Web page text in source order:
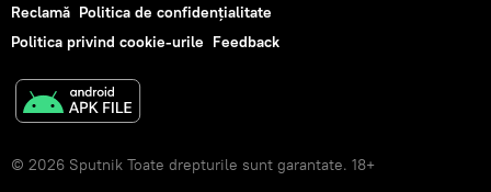
Reclamă Politica de confidențialitate
Politica privind cookie-urile Feedback
© 2026 Sputnik Toate drepturile sunt garantate. 18+